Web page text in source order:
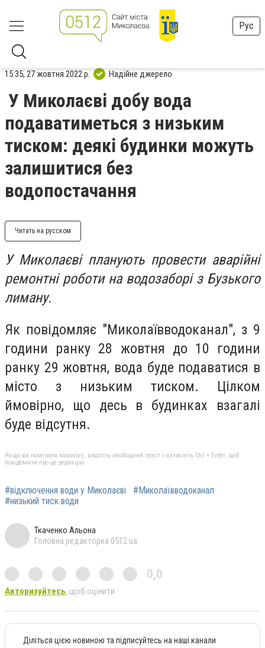
Рус
15:35, 27 жовтня 2022 р. Надійне джерело
У Миколаєві добу вода
подаватиметься з низьким
тиском: деякі будинки можуть
залишитися без
водопостачання
Читать на русском
У Миколаєві планують провести аварійні
ремонтні роботи на водозаборі з Бузького
лиману.
Як повідомляє "Миколаївводоканал", з 9
години ранку 28 жовтня до 10 години
ранку 29 жовтня, вода буде подаватися в
місто з низьким тиском. Цілком
ймовірно, що десь в будинках взагалі
буде відсутня.
Якщо ви помітили помилку, виділіть необхідний текст і натисніть Ctrl + Enter, щоб
повідомити про це редакцію
#відключення води у Миколаєві
#Миколаївводоканал
#низький тиск води
Ткаченко Альона
Головна редакторка 0512.ua
0,0
Авторизуйтесь, щоб оцінити
Діліться цією новиною та підписуйтесь на наші канали